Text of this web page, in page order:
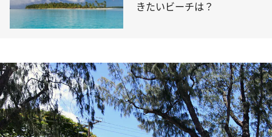
きたいビーチは？